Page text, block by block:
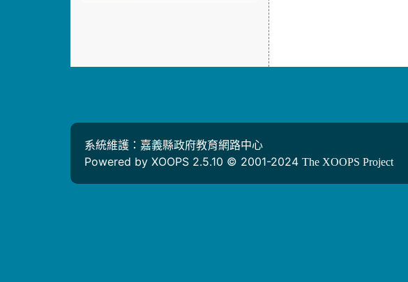
系統維護：嘉義縣政府教育網路中心
Powered by XOOPS 2.5.10 © 2001-2024 The XOOPS Project